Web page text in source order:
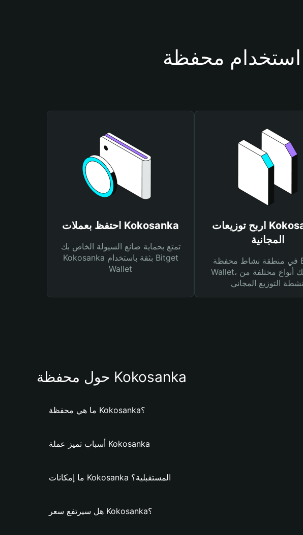
احتفظ بعملات Kokosanka
تمتع بحماية صانع السيولة الخاص بك
Kokosanka بثقة باستخدام Bitget
Wallet
اربح توزيعات Kokosanka
المجانية
في منطقة نشاط محفظة Bitget
Wallet، وفرنا لك أنواع مختلفة من
التوزيع المجاني
حول محفظة Kokosanka
ما هي محفظة Kokosanka؟
أسباب تميز عملة Kokosanka
ما إمكانات Kokosanka المستقبلية؟
هل سيرتفع سعر Kokosanka؟